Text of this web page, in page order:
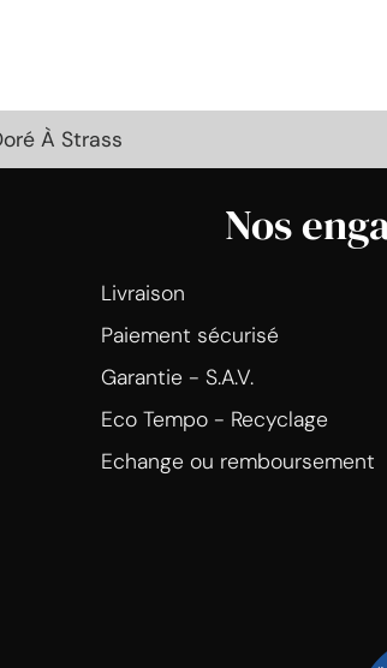
À Strass
Nos
Livraison
Paiement sécurisé
Garantie - S.A.V.
Eco Tempo - Recyclage
Echange ou remboursement